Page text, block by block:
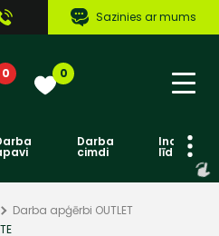
Sazinies ar mums
0 0
Darba
cimdi līdzekļi
Darba apģērbi OUTLET